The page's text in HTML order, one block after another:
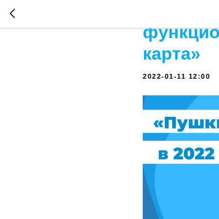
В 2022
карта»
2022-01-11 12:00